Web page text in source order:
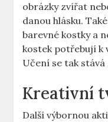
obrázky zvířat
danou hlásku.
⁣barevné kostky ⁢a
kostek potřebují k
Učení se tak stává
Kreativní
Další výbornou